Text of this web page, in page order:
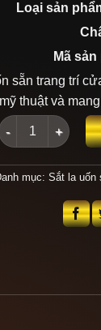
Loại sản
Mã
sẵn trang trí
thuật và
Phôi sắt la uốn
mục: Sắt la uốn